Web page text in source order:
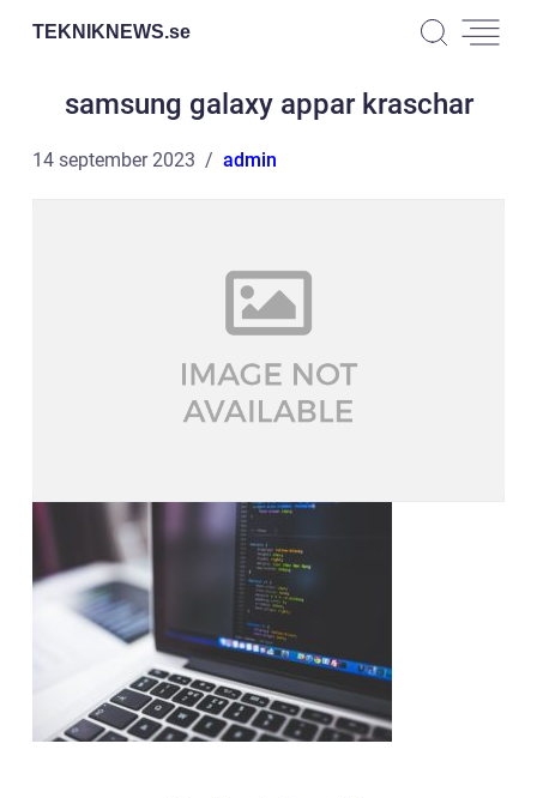
TEKNIKNEWS.se
samsung galaxy appar kraschar
14 september 2023 admin